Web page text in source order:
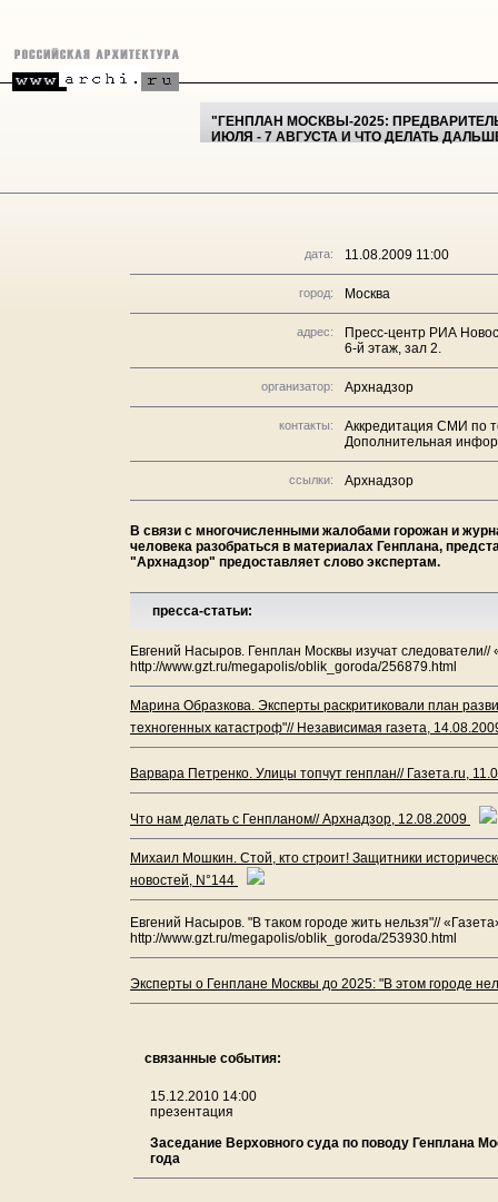
"ГЕНПЛАН МОСКВЫ-2025:
ИЮЛЯ - 7 АВГУСТА И ЧТО ДЕЛАТЬ
дата: 11.08.2009 11:00
город: Москва
адрес:
Пресс-центр РИА
6-й этаж, зал 2.
организатор: Архнадзор
контакты:
Аккредитация СМИ по
Дополнительная
ссылки: Архнадзор
В связи с многочисленными жалобами горожан и
человека разобраться в материалах Генплана,
"Архнадзор" предоставляет слово экспертам.
пресса-статьи:
Евгений Насыров. Генплан Москвы изучат
http://www.gzt.ru/megapolis/oblik_goroda/256879.html
Марина Образкова. Эксперты раскритиковали план
техногенных катастроф"// Независимая газета,
Варвара Петренко. Улицы топчут генплан// Газета.ru,
Что нам делать с Генпланом// Архнадзор, 12.08.2009
Михаил Мошкин. Стой, кто строит! Защитники
новостей, N°144
Евгений Насыров. "В таком городе жить нельзя"//
http://www.gzt.ru/megapolis/oblik_goroda/253930.html
Эксперты о Генплане Москвы до 2025: "В этом городе
связанные события:
15.12.2010 14:00
презентация
Заседание Верховного суда по поводу Генплана
года